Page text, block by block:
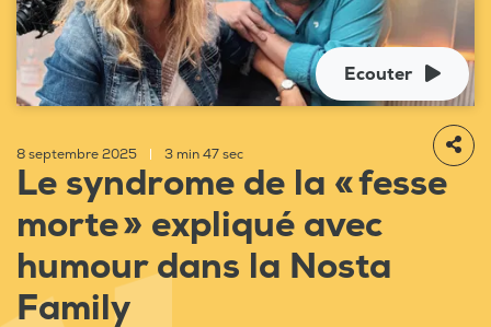
Ecouter
8 septembre 2025 3 min 47 sec
Le syndrome de la « fesse
morte » expliqué avec
humour dans la Nosta
Family